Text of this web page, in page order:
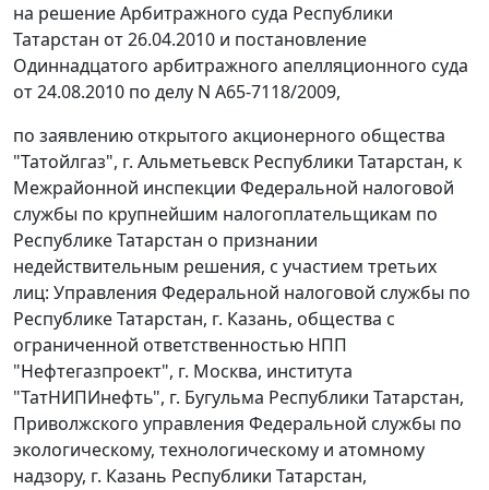
на решение Арбитражного суда Республики
Татарстан от 26.04.2010 и постановление
Одиннадцатого арбитражного апелляционного суда
от 24.08.2010 по делу N А65-7118/2009,
по заявлению открытого акционерного общества
"Татойлгаз", г. Альметьевск Республики Татарстан, к
Межрайонной инспекции Федеральной налоговой
службы по крупнейшим налогоплательщикам по
Республике Татарстан о признании
недействительным решения, с участием третьих
лиц: Управления Федеральной налоговой службы по
Республике Татарстан, г. Казань, общества с
ограниченной ответственностью НПП
"Нефтегазпроект", г. Москва, института
"ТатНИПИнефть", г. Бугульма Республики Татарстан,
Приволжского управления Федеральной службы по
экологическому, технологическому и атомному
надзору, г. Казань Республики Татарстан,